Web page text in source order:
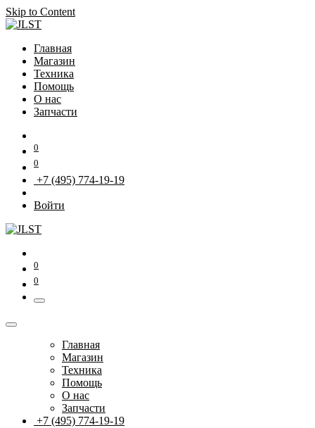
Skip to Content
Главная
Магазин
Техника
Помощь
О нас
Запчасти
0
0
+7 (495) 774-19-19
Войти
0
0
Главная
Магазин
Техника
Помощь
О нас
Запчасти
+7 (495) 774-19-19